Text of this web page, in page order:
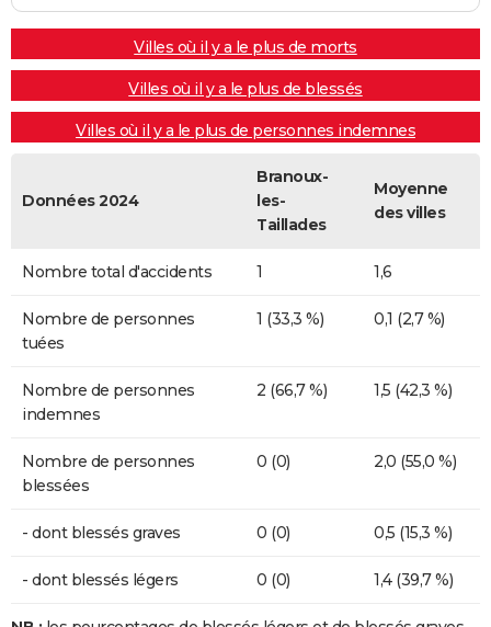
Villes où il y a le plus de morts
Villes où il y a le plus de blessés
Villes où il y a le plus de personnes indemnes
Données 2024
Branoux-
les-
Taillades
Moyenne
des villes
Nombre total d'accidents 1 1,6
Nombre de personnes
tuées
1 (33,3 %) 0,1 (2,7 %)
Nombre de personnes
indemnes
2 (66,7 %) 1,5 (42,3 %)
Nombre de personnes
blessées
0 (0) 2,0 (55,0 %)
- dont blessés graves 0 (0) 0,5 (15,3 %)
- dont blessés légers 0 (0) 1,4 (39,7 %)